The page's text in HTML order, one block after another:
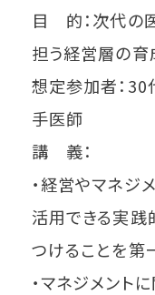
目 的：次代の
担う経営層の育
想定参加者：
手医師
講 義：
・経営やマネジ
活用できる実践
つけることを第
・マネジメント